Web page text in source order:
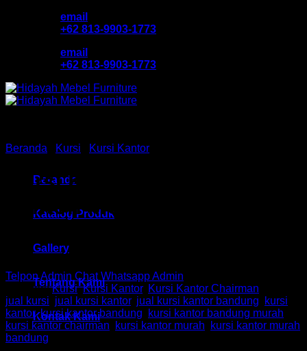
email
+62 813-9903-1773
email
+62 813-9903-1773
Beranda
Katalog Produk
Gallery
Tentang Kami
Kontak Kami
Beranda Kursi Kursi Kantor
Kursi Kantor Chair HM
Santori MC 2253A Bandung
Telpon Admin Chat Whatsapp Admin
Kategori:Kursi,Kursi Kantor, Kursi Kantor Chairman
jual kursi jual kursi kantor, jual kursi kantor bandung
kursi
kantor,kursi kantor bandung kursi kantor bandung murah
kursi kantor chairman
kursi kantor murah
kursi kantor murah
bandung